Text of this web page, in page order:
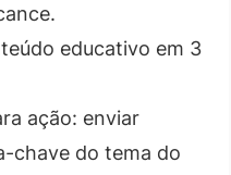
educativo em 3
ação: enviar
chave do tema do